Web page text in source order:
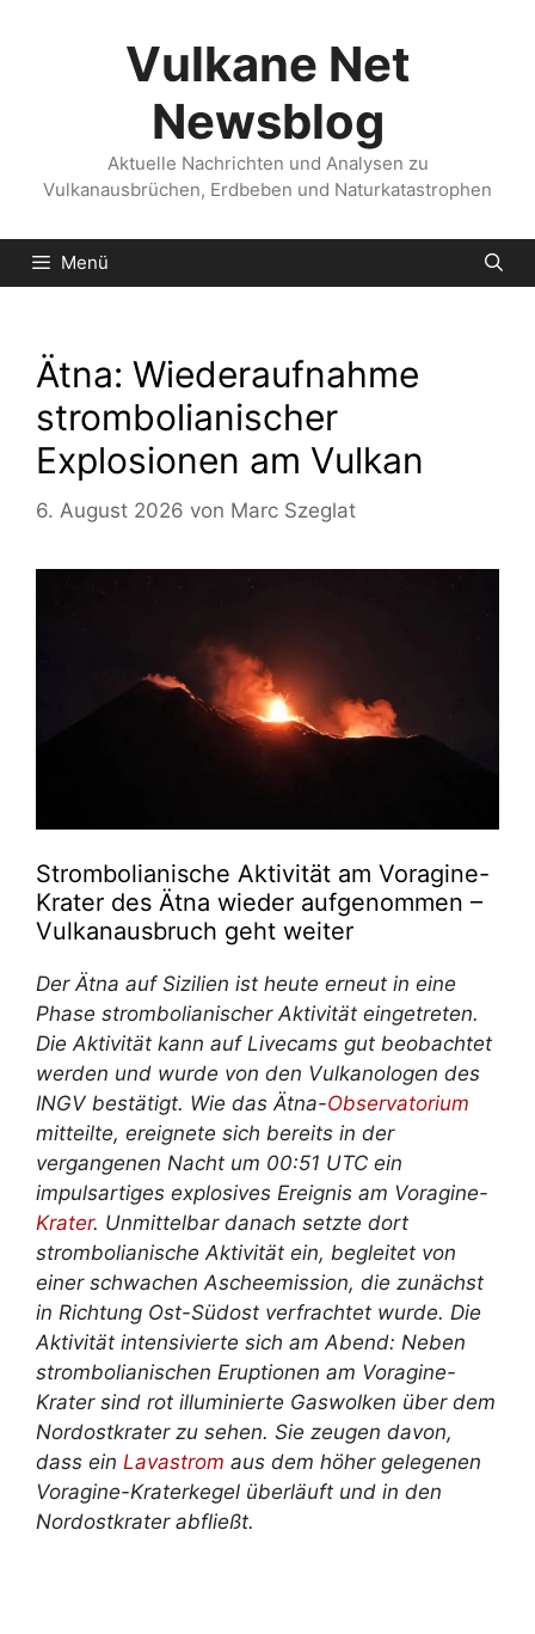
Vulkane Net
Newsblog
Aktuelle Nachrichten und Analysen zu
Vulkanausbrüchen, Erdbeben und Naturkatastrophen
Menü
Ätna: Wiederaufnahme
strombolianischer
Explosionen am Vulkan
6. August 2026 von Marc Szeglat
Strombolianische Aktivität am Voragine-
Krater des Ätna wieder aufgenommen –
Vulkanausbruch geht weiter
Der Ätna auf Sizilien ist heute erneut in eine
Phase strombolianischer Aktivität eingetreten.
Die Aktivität kann auf Livecams gut beobachtet
werden und wurde von den Vulkanologen des
INGV bestätigt. Wie das Ätna-Observatorium
mitteilte, ereignete sich bereits in der
vergangenen Nacht um 00:51 UTC ein
impulsartiges explosives Ereignis am Voragine-
Krater. Unmittelbar danach setzte dort
strombolianische Aktivität ein, begleitet von
einer schwachen Ascheemission, die zunächst
in Richtung Ost-Südost verfrachtet wurde. Die
Aktivität intensivierte sich am Abend: Neben
strombolianischen Eruptionen am Voragine-
Krater sind rot illuminierte Gaswolken über dem
Nordostkrater zu sehen. Sie zeugen davon,
dass ein Lavastrom aus dem höher gelegenen
Voragine-Kraterkegel überläuft und in den
Nordostkrater abfließt.